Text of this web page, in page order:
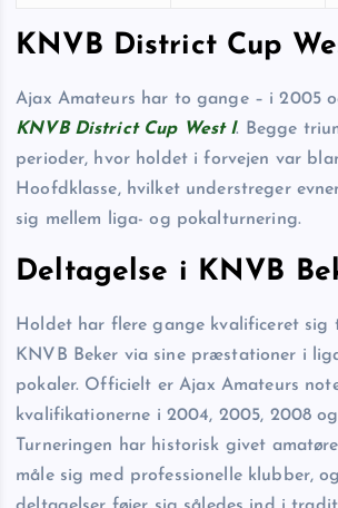
KNVB District Cup
Ajax Amateurs har to gange – i 2005
KNVB District Cup West I. Begge
perioder, hvor holdet i forvejen var
Hoofdklasse, hvilket understreger
sig mellem liga- og pokalturnering.
Deltagelse i KNVB
Holdet har flere gange kvalificeret sig
KNVB Beker via sine præstationer i
pokaler. Officielt er Ajax Amateurs
kvalifikationerne i 2004, 2005, 2008 og
Turneringen har historisk givet
måle sig med professionelle klubber,